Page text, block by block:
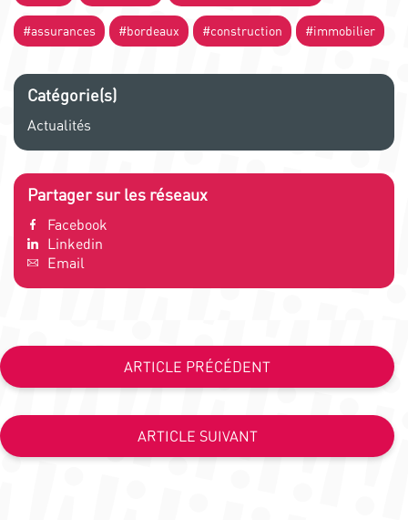
#assurances #bordeaux #construction #immobilier
Catégorie(s)
Actualités
Partager sur les réseaux
Facebook
Linkedin
Email
ARTICLE PRÉCÉDENT
ARTICLE SUIVANT